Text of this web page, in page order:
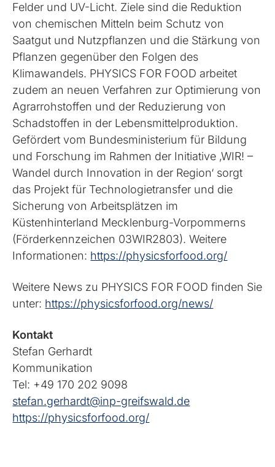
Felder und UV-Licht. Ziele sind die Reduktion
von chemischen Mitteln beim Schutz von
Saatgut und Nutzpflanzen und die Stärkung von
Pflanzen gegenüber den Folgen des
Klimawandels. PHYSICS FOR FOOD arbeitet
zudem an neuen Verfahren zur Optimierung von
Agrarrohstoffen und der Reduzierung von
Schadstoffen in der Lebensmittelproduktion.
Gefördert vom Bundesministerium für Bildung
und Forschung im Rahmen der Initiative ‚WIR! –
Wandel durch Innovation in der Region‘ sorgt
das Projekt für Technologietransfer und die
Sicherung von Arbeitsplätzen im
Küstenhinterland Mecklenburg-Vorpommerns
(Förderkennzeichen 03WIR2803). Weitere
Informationen: https://physicsforfood.org/
Weitere News zu PHYSICS FOR FOOD finden Sie
unter: https://physicsforfood.org/news/
Kontakt
Stefan Gerhardt
Kommunikation
Tel: +49 170 202 9098
stefan.gerhardt@inp-greifswald.de
https://physicsforfood.org/